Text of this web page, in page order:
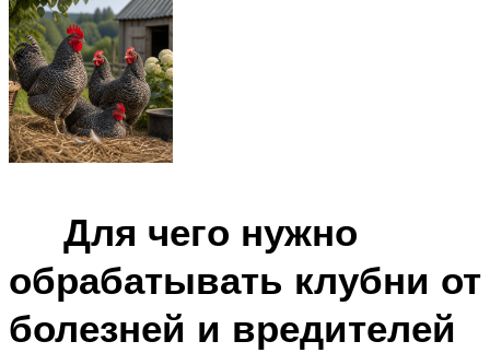
Для чего нужно
обрабатывать клубни от
болезней и вредителей